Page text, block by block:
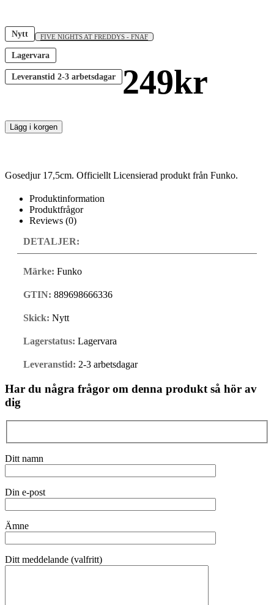
Nytt
Lagervara
Leveranstid 2-3 arbetsdagar
FIVE NIGHTS AT FREDDYS - FNAF
249kr
Lägg i korgen
Gosedjur 17,5cm. Officiellt Licensierad produkt från Funko.
Produktinformation
Produktfrågor
Reviews (0)
DETALJER:
Märke: Funko
GTIN: 889698666336
Skick: Nytt
Lagerstatus: Lagervara
Leveranstid: 2-3 arbetsdagar
Har du några frågor om denna produkt så hör av
dig
Ditt namn
Din e-post
Ämne
Ditt meddelande (valfritt)